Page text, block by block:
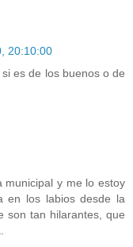
20:10:00
es de los buenos o de
municipal y me lo estoy
en los labios desde la
son tan hilarantes, que